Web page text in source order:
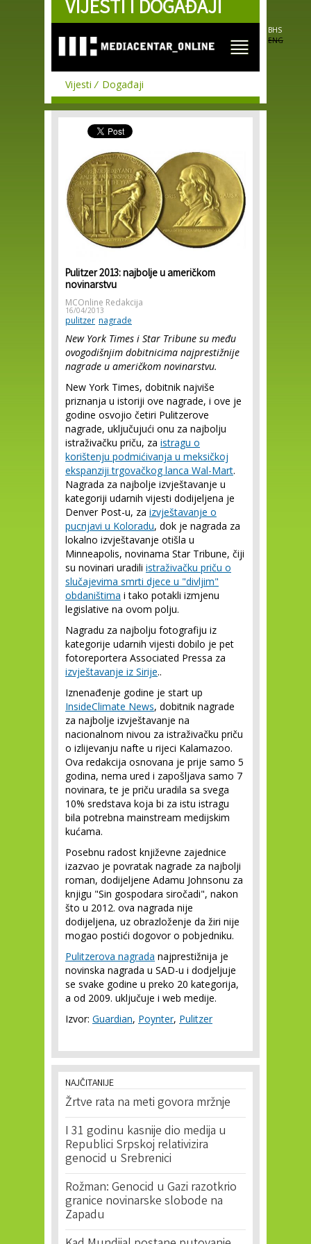
Skip to
main
VIJESTI I DOGAĐAJI
BHS
ENG
Vijesti Događaji
Pulitzer 2013: najbolje u američkom
novinarstvu
MCOnline Redakcija
16/04/2013
pulitzer nagrade
New York Times i Star Tribune su među
ovogodišnjim dobitnicima najprestižnije
nagrade u američkom novinarstvu.
New York Times, dobitnik najviše
priznanja u istoriji ove nagrade, i ove je
godine osvojio četiri Pulitzerove
nagrade, uključujući onu za najbolju
istraživačku priču, za istragu o
korištenju podmićivanja u meksičkoj
ekspanziji trgovačkog lanca Wal-Mart.
Nagrada za najbolje izvještavanje u
kategoriji udarnih vijesti dodijeljena je
Denver Post-u, za izvještavanje o
pucnjavi u Koloradu, dok je nagrada za
lokalno izvještavanje otišla u
Minneapolis, novinama Star Tribune, čiji
su novinari uradili istraživačku priču o
slučajevima smrti djece u "divljim"
obdaništima i tako potakli izmjenu
legislative na ovom polju.
Nagradu za najbolju fotografiju iz
kategorije udarnih vijesti dobilo je pet
fotoreportera Associated Pressa za
izvještavanje iz Sirije..
Iznenađenje godine je start up
InsideClimate News, dobitnik nagrade
za najbolje izvještavanje na
nacionalnom nivou za istraživačku priču
o izlijevanju nafte u rijeci Kalamazoo.
Ova redakcija osnovana je prije samo 5
godina, nema ured i zapošljava samo 7
novinara, te je priču uradila sa svega
10% sredstava koja bi za istu istragu
bila potrebna mainstream medijskim
kućama.
Posebnu radost književne zajednice
izazvao je povratak nagrade za najbolji
roman, dodijeljene Adamu Johnsonu za
knjigu "Sin gospodara siročadi", nakon
što u 2012. ova nagrada nije
dodijeljena, uz obrazloženje da žiri nije
mogao postići dogovor o pobjedniku.
Pulitzerova nagrada najprestižnija je
novinska nagrada u SAD-u i dodjeljuje
se svake godine u preko 20 kategorija,
a od 2009. uključuje i web medije.
Izvor: Guardian, Poynter, Pulitzer
NAJČITANIJE
Žrtve rata na meti govora mržnje
I 31 godinu kasnije dio medija u
Republici Srpskoj relativizira
genocid u Srebrenici
Rožman: Genocid u Gazi razotkrio
granice novinarske slobode na
Zapadu